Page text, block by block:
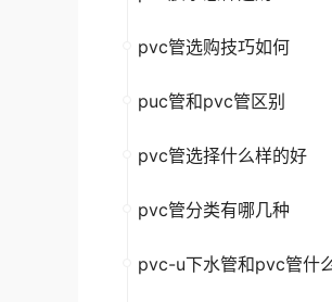
pvc管选购技巧如何
puc管和pvc管区别
pvc管选择什么样的好
pvc管分类有哪几种
pvc-u下水管和pvc管什